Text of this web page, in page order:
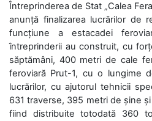
Întreprinderea de Stat „Calea
anunță finalizarea lucrărilor de
funcțiune a estacadei
întreprinderii au construit, cu
săptămâni, 400 metri de cale
feroviară Prut-1, cu o lungime
lucrărilor, cu ajutorul tehnicii
631 traverse, 395 metri de șine
fiind distribuite totodată 360